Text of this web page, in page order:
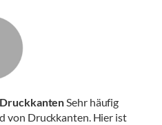
Sehr häufig
von Druckkanten. Hier ist